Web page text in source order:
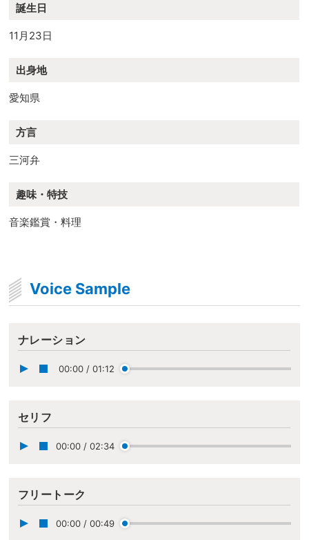
誕生日
11月23日
出身地
愛知県
方言
三河弁
趣味・特技
音楽鑑賞・料理
Voice Sample
ナレーション
00:00 / 01:12
セリフ
00:00 / 02:34
フリートーク
00:00 / 00:49